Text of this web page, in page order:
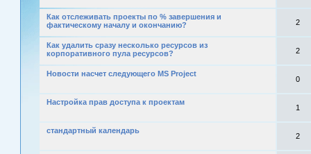
Как отслеживать проекты по % завершения и
фактическому началу и окончанию?
2
Как удалить сразу несколько ресурсов из
корпоративного пула ресурсов?
2
Новости насчет следующего MS Project
0
Настройка прав доступа к проектам
1
стандартный календарь
2